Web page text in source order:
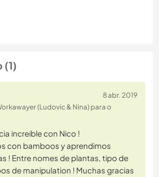
(1)
8 abr. 2019
(Ludovic & Nina) para o
increible con Nico !
con bamboos y aprendimos
! Entre nomes de plantas, tipo de
de manipulation ! Muchas gracias